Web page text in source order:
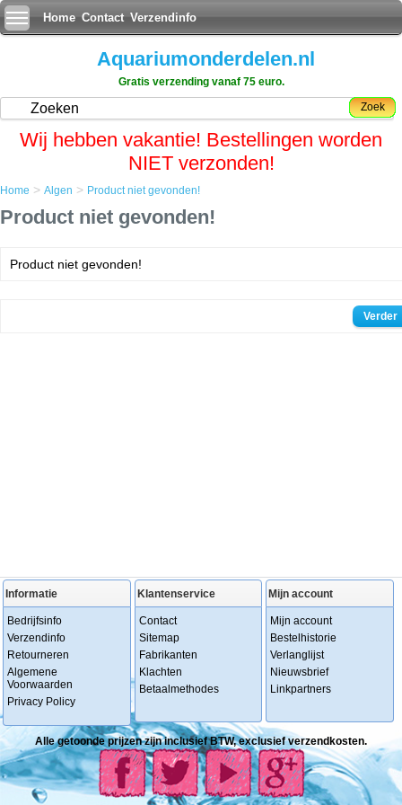
Home Contact Verzendinfo
Aquariumonderdelen.nl
Gratis verzending vanaf 75 euro.
Zoek
Wij hebben vakantie! Bestellingen worden
NIET verzonden!
Home > Algen > Product niet gevonden!
Product niet gevonden!
Product niet gevonden!
Verder
Informatie
Bedrijfsinfo
Verzendinfo
Retourneren
Algemene
Voorwaarden
Privacy Policy
Klantenservice
Contact
Sitemap
Fabrikanten
Klachten
Betaalmethodes
Mijn account
Mijn account
Bestelhistorie
Verlanglijst
Nieuwsbrief
Linkpartners
Alle getoonde prijzen zijn inclusief BTW, exclusief verzendkosten.